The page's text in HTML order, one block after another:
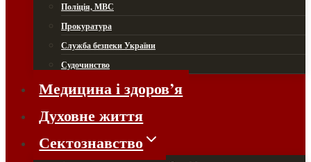
Поліція, МВС
Прокуратура
Служба безпеки України
Судочинство
Медицина і здоров’я
Духовне життя
Сектознавство